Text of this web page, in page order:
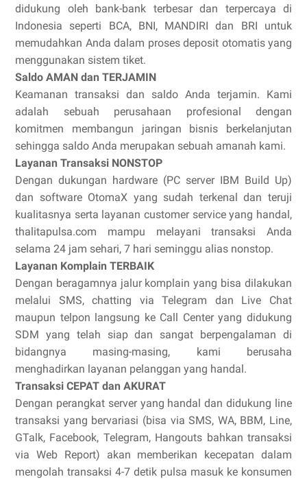
didukung oleh bank-bank terbesar dan terpercaya di
Indonesia seperti BCA, BNI, MANDIRI dan BRI untuk
memudahkan Anda dalam proses deposit otomatis yang
menggunakan sistem tiket.
Saldo AMAN dan TERJAMIN
Keamanan transaksi dan saldo Anda terjamin. Kami
adalah sebuah perusahaan profesional dengan
komitmen membangun jaringan bisnis berkelanjutan
sehingga saldo Anda merupakan sebuah amanah kami.
Layanan Transaksi NONSTOP
Dengan dukungan hardware (PC server IBM Build Up)
dan software OtomaX yang sudah terkenal dan teruji
kualitasnya serta layanan customer service yang handal,
thalitapulsa.com mampu melayani transaksi Anda
selama 24 jam sehari, 7 hari seminggu alias nonstop.
Layanan Komplain TERBAIK
Dengan beragamnya jalur komplain yang bisa dilakukan
melalui SMS, chatting via Telegram dan Live Chat
maupun telpon langsung ke Call Center yang didukung
SDM yang telah siap dan sangat berpengalaman di
bidangnya masing-masing, kami berusaha
menghadirkan layanan pelanggan yang handal.
Transaksi CEPAT dan AKURAT
Dengan perangkat server yang handal dan didukung line
transaksi yang bervariasi (bisa via SMS, WA, BBM, Line,
GTalk, Facebook, Telegram, Hangouts bahkan transaksi
via Web Report) akan memberikan kecepatan dalam
mengolah transaksi 4-7 detik pulsa masuk ke konsumen